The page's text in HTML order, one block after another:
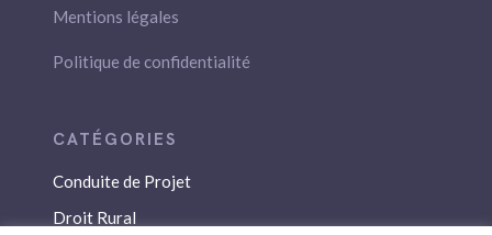
Mentions légales
Politique de confidentialité
Conduite de Projet
Droit Rural